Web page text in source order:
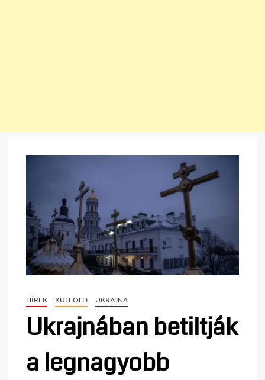
HÍREK KÜLFÖLD UKRAJNA
Ukrajnában betiltják
a legnagyobb